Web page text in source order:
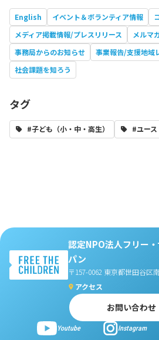
English イベント＆ボランティア情報
メディア掲載情報/プレスリリース
メルマ
事務局からのお知らせ
事業報告/支援地域
社会課題を知ろう
タグ
#子ども（小・中・高生） #ユース
認定NPO法人フリー
パン
〒157-0062 東京都世田谷区
アクセス
お問い合わせ
Youtube Instagram